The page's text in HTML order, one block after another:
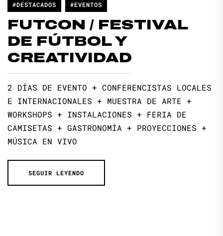
#DESTACADOS #EVENTOS
FUTCON / FESTIVAL
DE FÚTBOL Y
CREATIVIDAD
2 DÍAS DE EVENTO + CONFERENCISTAS LOCALES
E INTERNACIONALES + MUESTRA DE ARTE +
WORKSHOPS + INSTALACIONES + FERIA DE
CAMISETAS + GASTRONOMÍA + PROYECCIONES +
MÚSICA EN VIVO
SEGUIR LEYENDO